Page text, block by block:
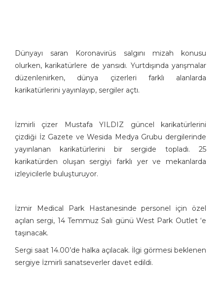
Dünyayı saran Koronavirüs salgını mizah konusu
olurken, karikatürlere de yansıdı. Yurtdışında yarışmalar
düzenlenirken, dünya çizerleri farklı alanlarda
karikatürlerini yayınlayıp, sergiler açtı.
İzmirli çizer Mustafa YILDIZ güncel karikatürlerini
çizdiği İz Gazete ve Wesida Medya Grubu dergilerinde
yayınlanan karikatürlerini bir sergide topladı. 25
karikatürden oluşan sergiyi farklı yer ve mekanlarda
izleyicilerle buluşturuyor.
İzmir Medical Park Hastanesinde personel için özel
açılan sergi, 14 Temmuz Salı günü West Park Outlet ‘e
taşınacak.
Sergi saat 14.00’de halka açılacak. İlgi görmesi beklenen
sergiye İzmirli sanatseverler davet edildi.